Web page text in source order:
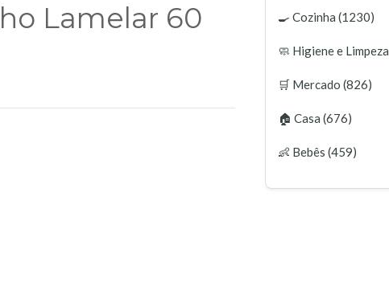
Lamelar 60
🍳 Cozinha (1230)
🧼 Higiene e Limpeza
🛒 Mercado (826)
🏠 Casa (676)
👶 Bebês (459)